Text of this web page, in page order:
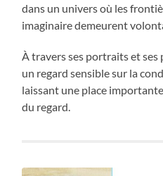
dans un univers où les
imaginaire demeurent
À travers ses portraits et ses
un regard sensible sur la
laissant une place
du regard.